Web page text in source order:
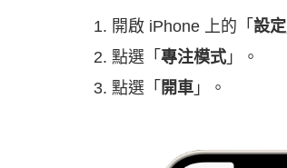
開啟 iPhone 上的「 設定
點選「 專注模式 」。
點選「 開車 」。